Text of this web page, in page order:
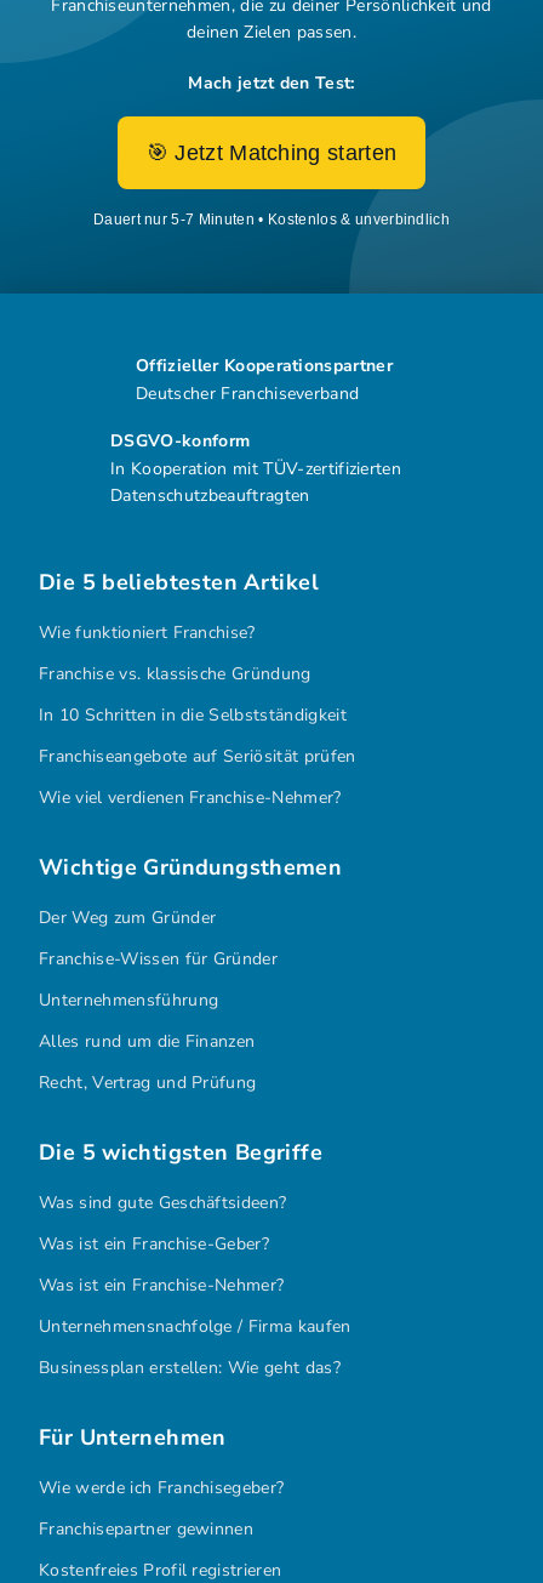
Franchiseunternehmen, die zu deiner Persönlichkeit und
deinen Zielen passen.
Mach jetzt den Test:
🎯 Jetzt Matching starten
Dauert nur 5-7 Minuten • Kostenlos & unverbindlich
DSGVO-konform
In Kooperation mit TÜV-zertifizierten
Datenschutzbeauftragten
Offizieller Kooperationspartner
Deutscher Franchiseverband
Die 5 beliebtesten Artikel
Wie funktioniert Franchise?
Franchise vs. klassische Gründung
In 10 Schritten in die Selbstständigkeit
Franchiseangebote auf Seriösität prüfen
Wie viel verdienen Franchise-Nehmer?
Wichtige Gründungsthemen
Der Weg zum Gründer
Franchise-Wissen für Gründer
Unternehmensführung
Alles rund um die Finanzen
Recht, Vertrag und Prüfung
Die 5 wichtigsten Begriffe
Was sind gute Geschäftsideen?
Was ist ein Franchise-Geber?
Was ist ein Franchise-Nehmer?
Unternehmensnachfolge / Firma kaufen
Businessplan erstellen: Wie geht das?
Für Unternehmen
Wie werde ich Franchisegeber?
Franchisepartner gewinnen
Kostenfreies Profil registrieren